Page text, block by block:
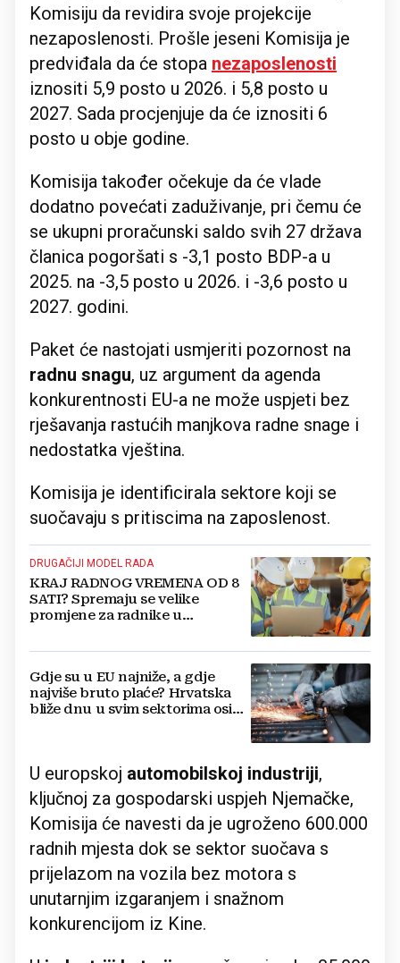
Komisiju da revidira svoje projekcije
nezaposlenosti. Prošle jeseni Komisija je
predviđala da će stopa nezaposlenosti
iznositi 5,9 posto u 2026. i 5,8 posto u
2027. Sada procjenjuje da će iznositi 6
posto u obje godine.
Komisija također očekuje da će vlade
dodatno povećati zaduživanje, pri čemu će
se ukupni proračunski saldo svih 27 država
članica pogoršati s -3,1 posto BDP-a u
2025. na -3,5 posto u 2026. i -3,6 posto u
2027. godini.
Paket će nastojati usmjeriti pozornost na
radnu snagu, uz argument da agenda
konkurentnosti EU-a ne može uspjeti bez
rješavanja rastućih manjkova radne snage i
nedostatka vještina.
Komisija je identificirala sektore koji se
suočavaju s pritiscima na zaposlenost.
DRUGAČIJI MODEL RADA
KRAJ RADNOG VREMENA OD 8
SATI? Spremaju se velike
promjene za radnike u
Gdje su u EU najniže, a gdje
najviše bruto plaće? Hrvatska
bliže dnu u svim sektorima osim
U europskoj automobilskoj industriji,
ključnoj za gospodarski uspjeh Njemačke,
Komisija će navesti da je ugroženo 600.000
radnih mjesta dok se sektor suočava s
prijelazom na vozila bez motora s
unutarnjim izgaranjem i snažnom
konkurencijom iz Kine.